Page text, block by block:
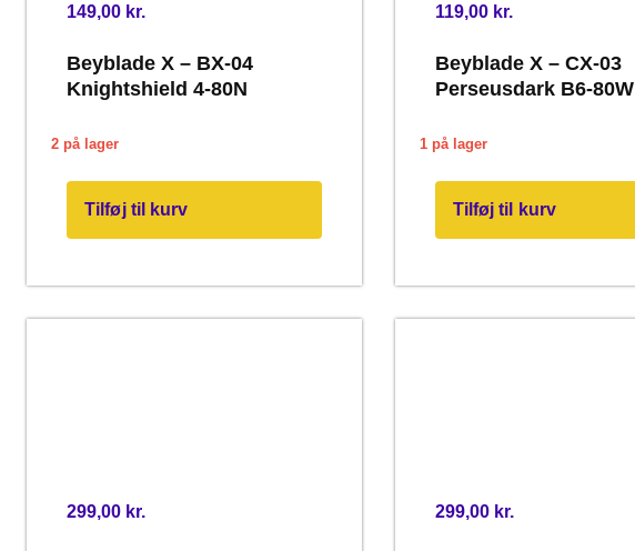
149,00 kr.
Beyblade X – BX-04
Knightshield 4-80N
2 på lager
Tilføj til kurv
119,00 kr.
Beyblade X – CX-03
Perseusdark B6-80W
1 på lager
Tilføj til kurv
299,00 kr. 299,00 kr.